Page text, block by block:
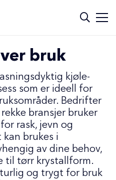
bruk
kjøle-
som er ideell for
Bedrifter
bransjer bruker
rask, jevn og
brukes i
av dine behov,
til tørr krystallform.
og trygt for bruk